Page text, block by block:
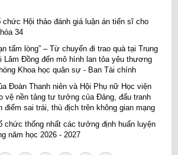
chức Hội thảo đánh giá luận án tiến sĩ cho
34
tấm lòng” – Từ chuyến đi trao quà tại Trung
Lâm Đồng đến mô hình lan tỏa yêu thương
Khoa học quân sự - Ban Tài chính
Đoàn Thanh niên và Hội Phụ nữ Học viện
vệ nền tảng tư tưởng của Đảng, đấu tranh
điểm sai trái, thù địch trên không gian mạng
chức thống nhất các tưởng định huấn luyện
năm học 2026 - 2027